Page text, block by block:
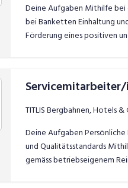
Deine Aufgaben Mithilfe bei
bei Banketten Einhaltung
Förderung eines positiven
TITLIS Bergbahnen, Hotels
Deine Aufgaben
und Qualitätsstandards
gemäss betriebseigenem